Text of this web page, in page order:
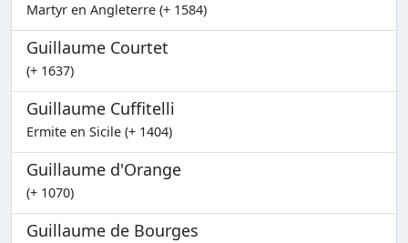
Martyr en Angleterre (+ 1584)
Guillaume Courtet
(+ 1637)
Guillaume Cuffitelli
Ermite en Sicile (+ 1404)
Guillaume d'Orange
(+ 1070)
Guillaume de Bourges